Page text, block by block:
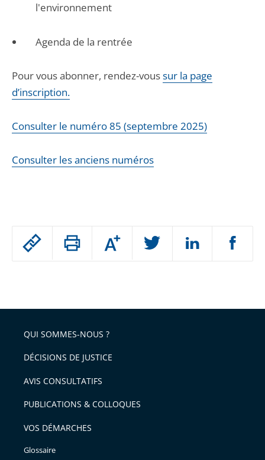
Passer
arriver
après
Augmenter
ou
l'article
pour
avant
l'environnement
Agenda de la rentrée
Pour vous abonner, rendez-voussur la page
d’inscription.
Consulter le numéro 85 (septembre 2025)
Consulter les anciens numéros
QUI SOMMES-NOUS ?
DÉCISIONS DE JUSTICE
AVIS CONSULTATIFS
PUBLICATIONS & COLLOQUES
VOS DÉMARCHES
Glossaire